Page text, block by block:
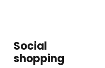
Social
shopping